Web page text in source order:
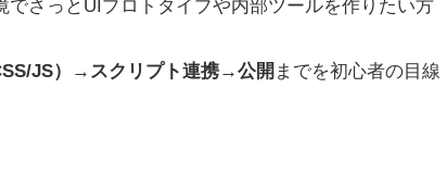
さっとUIプロトタイプや内部ツールを作りたい方
JS）→スクリプト連携→公開 までを初心者の目線